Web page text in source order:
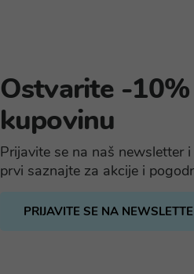
Ostvarite -
kupovinu
Prijavite se na naš newsletter
prvi saznajte za akcije i
PRIJAVITE SE NA